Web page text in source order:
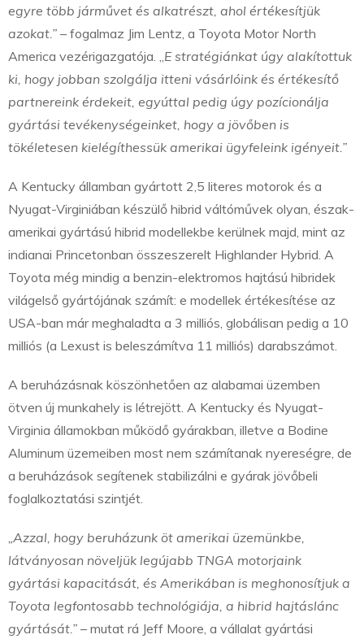
egyre több járművet és alkatrészt, ahol értékesítjük
azokat.” – fogalmaz Jim Lentz, a Toyota Motor North
America vezérigazgatója. „E stratégiánkat úgy alakítottuk
ki, hogy jobban szolgálja itteni vásárlóink és értékesítő
partnereink érdekeit, egyúttal pedig úgy pozícionálja
gyártási tevékenységeinket, hogy a jövőben is
tökéletesen kielégíthessük amerikai ügyfeleink igényeit.”
A Kentucky államban gyártott 2,5 literes motorok és a
Nyugat-Virginiában készülő hibrid váltóművek olyan, észak-
amerikai gyártású hibrid modellekbe kerülnek majd, mint az
indianai Princetonban összeszerelt Highlander Hybrid. A
Toyota még mindig a benzin-elektromos hajtású hibridek
világelső gyártójának számít: e modellek értékesítése az
USA-ban már meghaladta a 3 milliós, globálisan pedig a 10
milliós (a Lexust is beleszámítva 11 milliós) darabszámot.
A beruházásnak köszönhetően az alabamai üzemben
ötven új munkahely is létrejött. A Kentucky és Nyugat-
Virginia államokban működő gyárakban, illetve a Bodine
Aluminum üzemeiben most nem számítanak nyereségre, de
a beruházások segítenek stabilizálni e gyárak jövőbeli
foglalkoztatási szintjét.
„Azzal, hogy beruházunk öt amerikai üzemünkbe,
látványosan növeljük legújabb TNGA motorjaink
gyártási kapacitását, és Amerikában is meghonosítjuk a
Toyota legfontosabb technológiája, a hibrid hajtáslánc
gyártását.” – mutat rá Jeff Moore, a vállalat gyártási